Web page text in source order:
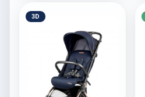
3D